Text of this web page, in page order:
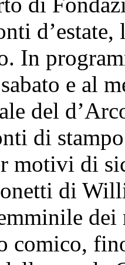
In
e al
del
di
motivi di
di
dei
comico,